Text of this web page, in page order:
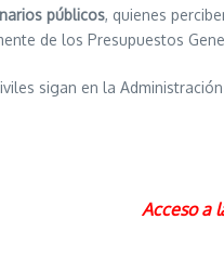
públicos, quienes
de los Presupuestos
sigan en la
Acceso a